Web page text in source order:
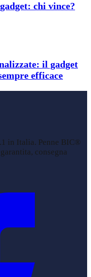
chi vince?
il gadget
efficace
in Italia. Penne BIC®
consegna